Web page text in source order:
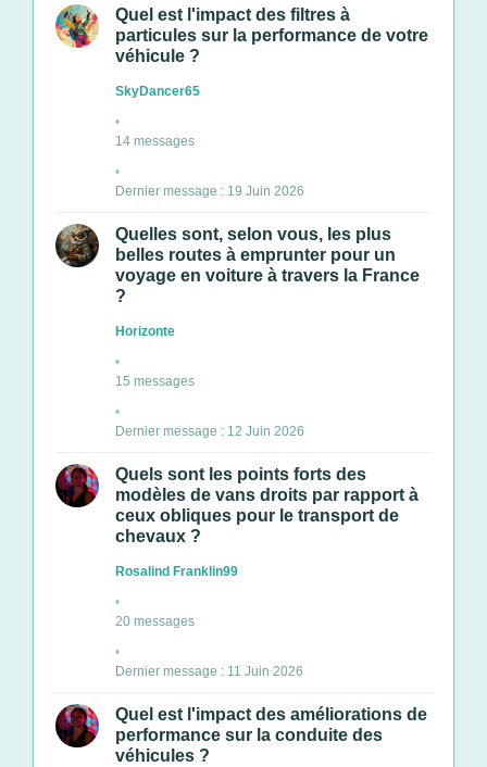
Quel est l'impact des filtres à
particules sur la performance de votre
véhicule ?
SkyDancer65
14 messages
Dernier message : 19 Juin 2026
Quelles sont, selon vous, les plus
belles routes à emprunter pour un
voyage en voiture à travers la France
?
Horizonte
15 messages
Dernier message : 12 Juin 2026
Quels sont les points forts des
modèles de vans droits par rapport à
ceux obliques pour le transport de
chevaux ?
Rosalind Franklin99
20 messages
Dernier message : 11 Juin 2026
Quel est l'impact des améliorations de
performance sur la conduite des
véhicules ?